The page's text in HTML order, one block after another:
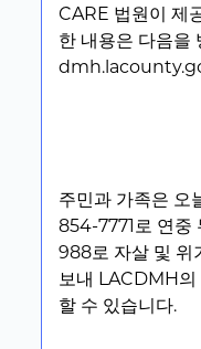
CARE 법원이 제
한 내용은 다음을
주민과 가족은 오
854-7771로 연중
988로 자살 및 위
보내 LACDMH의
할 수 있습니다.